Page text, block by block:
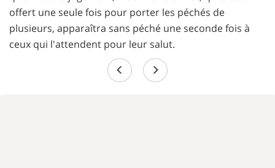
offert une seule fois pour porter les péchés de
plusieurs, apparaîtra sans péché une seconde fois à
ceux qui l'attendent pour leur salut.